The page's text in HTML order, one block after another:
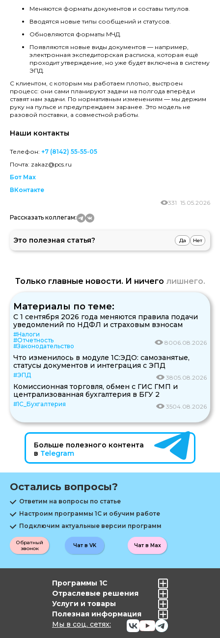
Меняются форматы документов и составы титулов.
Вводятся новые типы сообщений и статусов.
Обновляются форматы МЧД.
Появляются новые виды документов — например,
электронная экспедиторская расписка, которая ещё
проходит утверждение, но уже будет включена в систему
ЭПД.
С клиентом, с которым мы работаем плотно, выстроен
процесс: они сами планируют задачи на полгода вперёд и
ставят нам задачи. По нормативным изменениям — мы держим
руку на пульсе и предупреждаем заранее. Это модель не
разовой поставки, а совместной работы.
Наши контакты
Телефон: +7 (8142) 55-55-05
Почта: zakaz@pcs.ru
Бот Max
ВКонтакте
15.05.2026
331
Рассказать коллегам:
Это полезная статья? Да Нет
Только главные новости. И ничего лишнего.
Материалы по теме:
С 1 сентября 2026 года меняются правила подачи
уведомлений по НДФЛ и страховым взносам
#Налоги
#Отчетность
#Законодательство
8006.08.2026
Что изменилось в модуле 1С:ЭДО: самозанятые,
статусы документов и интеграция с ЭПД
#ЭПД 3805.08.2026
Комиссионная торговля, обмен с ГИС ГМП и
централизованная бухгалтерия в БГУ 2
#1С_Бухгалтерия 3504.08.2026
Больше полезного контента
в Telegram
Остались вопросы?
Ответим на вопросы по статье
Настроим программы 1С и обучим работе
Подключим актуальные версии программ
Обратный
звонок
Чат в Max
Чат в VK
Мы в соц. сетях:
Программы 1С
Отраслевые решения
Услуги и товары
Полезная информация